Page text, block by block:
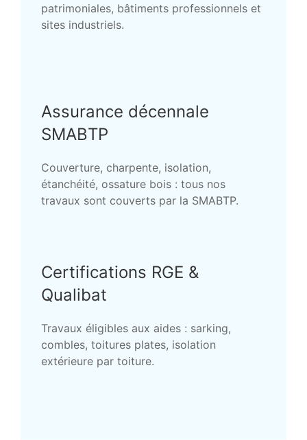
patrimoniales, bâtiments professionnels et
sites industriels.
Assurance décennale
SMABTP
Couverture, charpente, isolation,
étanchéité, ossature bois : tous nos
travaux sont couverts par la SMABTP.
Certifications RGE &
Qualibat
Travaux éligibles aux aides : sarking,
combles, toitures plates, isolation
extérieure par toiture.